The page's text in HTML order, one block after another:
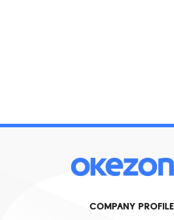
COMPANY PROFILE